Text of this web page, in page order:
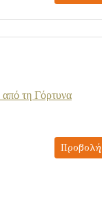
τη Γόρτυνα
Προβολή